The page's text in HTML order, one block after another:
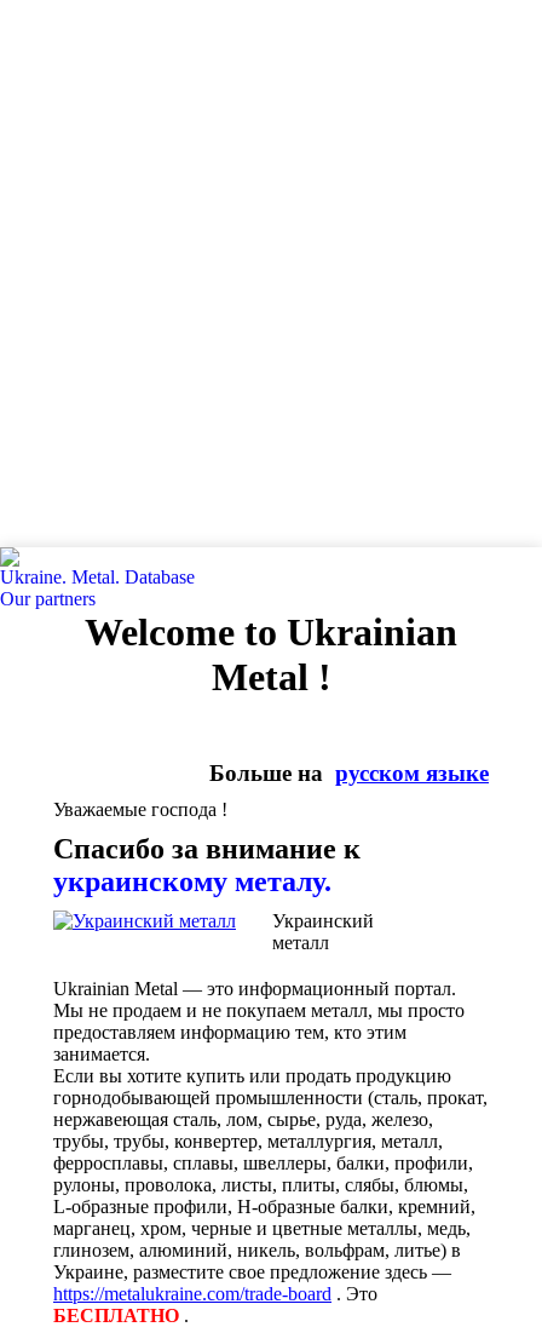
Ukraine. Metal. Database
Our partners
Welcome to Ukrainian
Metal !
Больше на русском языке
Уважаемые господа !
Спасибо за внимание к
украинскому металу.
Украинский
металл
Ukrainian Metal — это информационный портал.
Мы не продаем и не покупаем металл, мы просто
предоставляем информацию тем, кто этим
занимается.
Если вы хотите купить или продать продукцию
горнодобывающей промышленности (сталь, прокат,
нержавеющая сталь, лом, сырье, руда, железо,
трубы, трубы, конвертер, металлургия, металл,
ферросплавы, сплавы, швеллеры, балки, профили,
рулоны, проволока, листы, плиты, слябы, блюмы,
L-образные профили, H-образные балки, кремний,
марганец, хром, черные и цветные металлы, медь,
глинозем, алюминий, никель, вольфрам, литье) в
Украине, разместите свое предложение здесь —
https://metalukraine.com/trade-board . Это
БЕСПЛАТНО .